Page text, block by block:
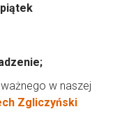
w naszej
Zgliczyński